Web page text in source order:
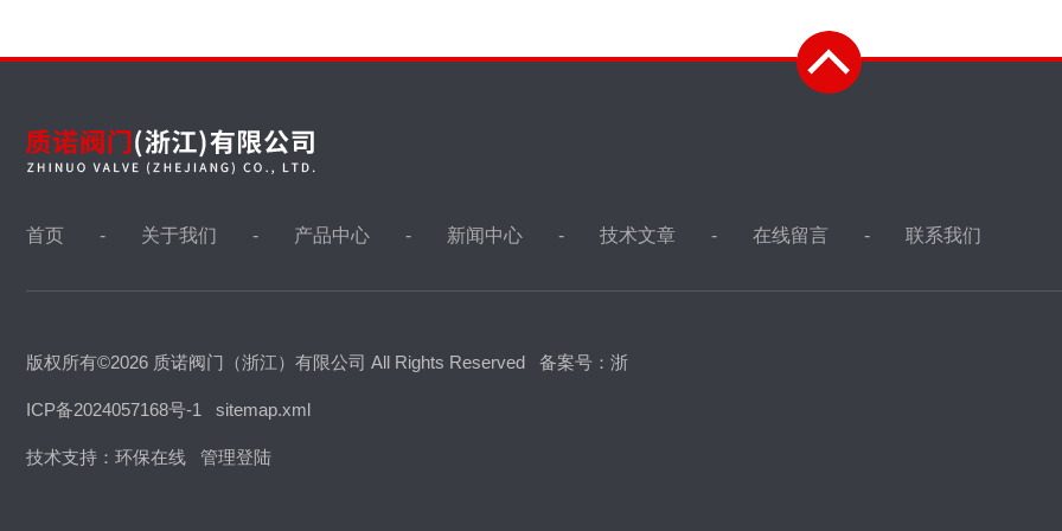
首页 关于我们 产品中心 新闻中心 技术文章 在线留言 联系我们
版权所有©2026 质诺阀门（浙江）有限公司 All Rights Reserved 备案号：浙
ICP备2024057168号-1 sitemap.xml
技术支持： 环保在线 管理登陆